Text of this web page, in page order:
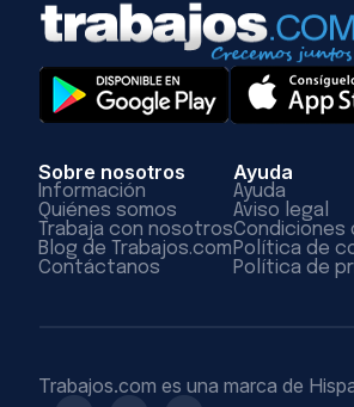
Sobre nosotros
Información
Quiénes somos
Trabaja con nosotros
Blog de Trabajos.com
Contáctanos
Ayuda
Ayuda
Aviso legal
Condiciones
Política de
Política de
Trabajos.com es una marca de